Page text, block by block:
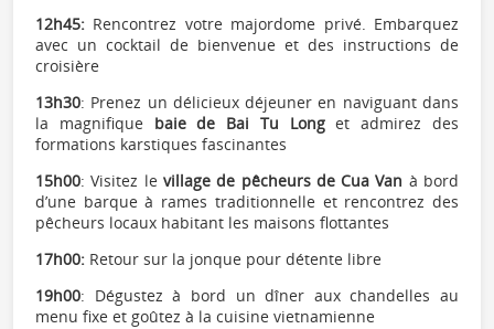
12h45: Rencontrez votre majordome privé. Embarquez
avec un cocktail de bienvenue et des instructions de
croisière
13h30: Prenez un délicieux déjeuner en naviguant dans
la magnifique baie de Bai Tu Longet admirez des
formations karstiques fascinantes
15h00: Visitez le village de pêcheurs de Cua Van à bord
d’une barque à rames traditionnelle et rencontrez des
pêcheurs locaux habitant les maisons flottantes
17h00: Retour sur la jonque pour détente libre
19h00: Dégustez à bord un dîner aux chandelles au
menu fixe et goûtez à la cuisine vietnamienne